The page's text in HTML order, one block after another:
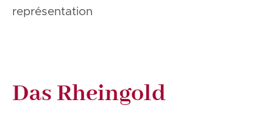
représentation
Das Rheingold